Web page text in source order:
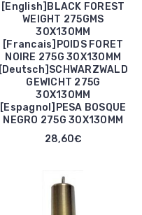
[English]BLACK FOREST
WEIGHT 275GMS
30X130MM
[Francais]POIDS FORET
NOIRE 275G 30X130MM
[Deutsch]SCHWARZWALD
GEWICHT 275G
30X130MM
[Espagnol]PESA BOSQUE
NEGRO 275G 30X130MM
28,60€